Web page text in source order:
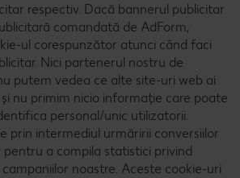
respectiv. Dacă bannerul publicitar
comandată de AdForm,
ul corespunzător atunci când faci
Nici partenerul nostru de
putem vedea ce alte site-uri web ai
nu primim nicio informație care poate
personal/unic utilizatorii.
prin intermediul urmăririi conversiilor
pentru a compila statistici privind
campaniilor noastre. Aceste cookie-uri